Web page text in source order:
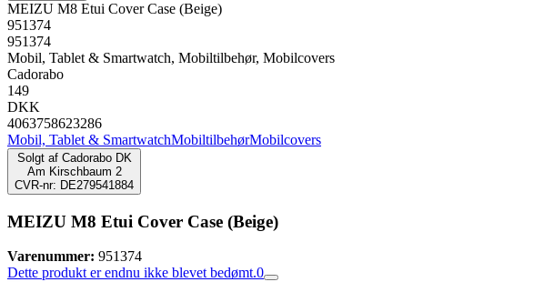
MEIZU M8 Etui Cover Case (Beige)
951374
951374
Mobil, Tablet & Smartwatch, Mobiltilbehør, Mobilcovers
Cadorabo
149
DKK
4063758623286
Mobil, Tablet & SmartwatchMobiltilbehørMobilcovers
Solgt af Cadorabo DK
Am Kirschbaum 2
CVR-nr: DE279541884
MEIZU M8 Etui Cover Case (Beige)
Varenummer: 951374
Dette produkt er endnu ikke blevet bedømt.0